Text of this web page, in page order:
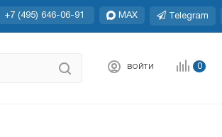
+7 (495) 646-06-91 MAX Telegram
ВОЙТИ 0